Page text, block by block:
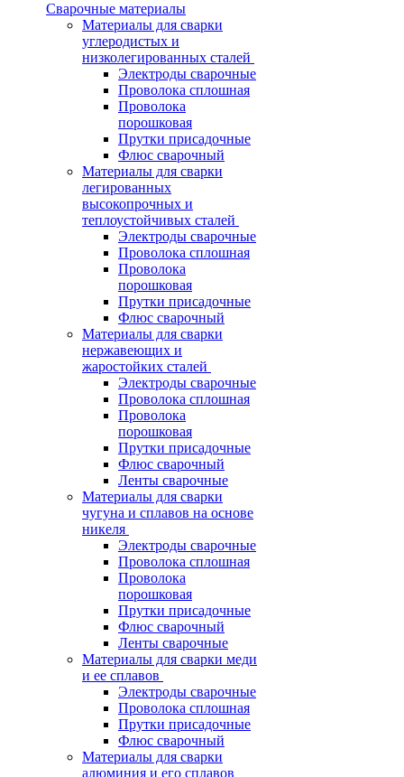
Сварочные материалы
Материалы для сварки
углеродистых и
низколегированных сталей
Электроды сварочные
Проволока сплошная
Проволока
порошковая
Прутки присадочные
Флюс сварочный
Материалы для сварки
легированных
высокопрочных и
теплоустойчивых сталей
Электроды сварочные
Проволока сплошная
Проволока
порошковая
Прутки присадочные
Флюс сварочный
Материалы для сварки
нержавеющих и
жаростойких сталей
Электроды сварочные
Проволока сплошная
Проволока
порошковая
Прутки присадочные
Флюс сварочный
Ленты сварочные
Материалы для сварки
чугуна и сплавов на основе
никеля
Электроды сварочные
Проволока сплошная
Проволока
порошковая
Прутки присадочные
Флюс сварочный
Ленты сварочные
Материалы для сварки меди
и ее сплавов
Электроды сварочные
Проволока сплошная
Прутки присадочные
Флюс сварочный
Материалы для сварки
алюминия и его сплавов